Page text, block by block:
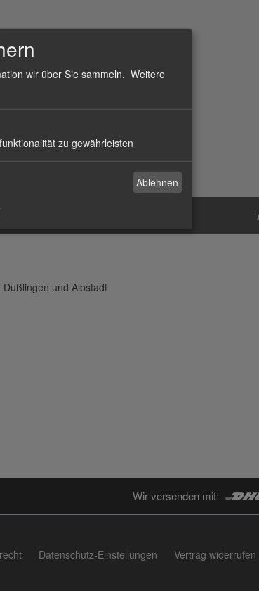
und Albstadt
Wir versenden mit:
Datenschutz-Einstellungen Vertrag widerrufen
wir über Sie sammeln. Weitere
zu gewährleisten
Ablehnen